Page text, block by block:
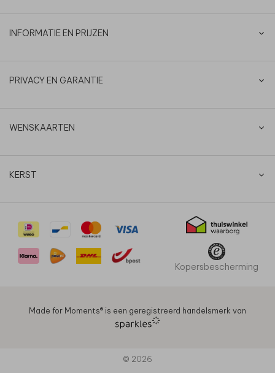
INFORMATIE EN PRIJZEN
PRIVACY EN GARANTIE
WENSKAARTEN
KERST
Kopersbescherming
Made for Moments®️ is een geregistreerd handelsmerk van
© 2026